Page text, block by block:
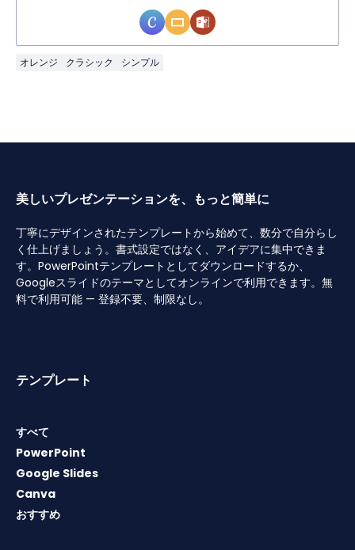
オレンジ クラシック シンプル
美しいプレゼンテーションを、もっと簡単に
丁寧にデザインされたテンプレートから始めて、数分で自分らし
く仕上げましょう。書式設定ではなく、アイデアに集中できま
す。PowerPointテンプレートとしてダウンロードするか、
Googleスライドのテーマとしてオンラインで利用できます。無
料で利用可能 — 登録不要、制限なし。
テンプレート
すべて
PowerPoint
Google Slides
Canva
おすすめ